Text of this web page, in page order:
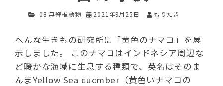
08 無脊椎動物 2021年9月25日 もりたき
へんな生きもの研究所に「黄色のナマコ」を展
示しました。 このナマコはインドネシア周辺な
ど暖かな海域に生息する種類で、英名はそのま
んまYellow Sea cucmber（黄色いナマコの